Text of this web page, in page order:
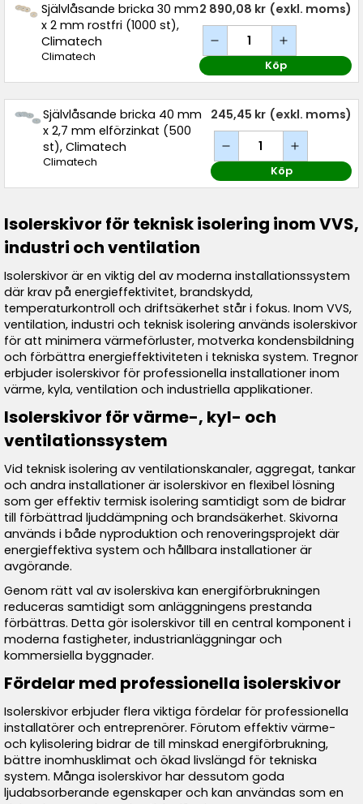
Självlåsande bricka 30 mm
x 2 mm rostfri (1000 st),
Climatech
Climatech
2 890,08 kr (exkl. moms)
Köp
Självlåsande bricka 40 mm
x 2,7 mm elförzinkat (500
st), Climatech
Climatech
245,45 kr (exkl. moms)
Köp
Isolerskivor för teknisk isolering inom VVS,
industri och ventilation
Isolerskivor är en viktig del av moderna installationssystem
där krav på energieffektivitet, brandskydd,
temperaturkontroll och driftsäkerhet står i fokus. Inom VVS,
ventilation, industri och teknisk isolering används isolerskivor
för att minimera värmeförluster, motverka kondensbildning
och förbättra energieffektiviteten i tekniska system. Tregnor
erbjuder isolerskivor för professionella installationer inom
värme, kyla, ventilation och industriella applikationer.
Isolerskivor för värme-, kyl- och
ventilationssystem
Vid teknisk isolering av ventilationskanaler, aggregat, tankar
och andra installationer är isolerskivor en flexibel lösning
som ger effektiv termisk isolering samtidigt som de bidrar
till förbättrad ljuddämpning och brandsäkerhet. Skivorna
används i både nyproduktion och renoveringsprojekt där
energieffektiva system och hållbara installationer är
avgörande.
Genom rätt val av isolerskiva kan energiförbrukningen
reduceras samtidigt som anläggningens prestanda
förbättras. Detta gör isolerskivor till en central komponent i
moderna fastigheter, industrianläggningar och
kommersiella byggnader.
Fördelar med professionella isolerskivor
Isolerskivor erbjuder flera viktiga fördelar för professionella
installatörer och entreprenörer. Förutom effektiv värme-
och kylisolering bidrar de till minskad energiförbrukning,
bättre inomhusklimat och ökad livslängd för tekniska
system. Många isolerskivor har dessutom goda
ljudabsorberande egenskaper och kan användas som en